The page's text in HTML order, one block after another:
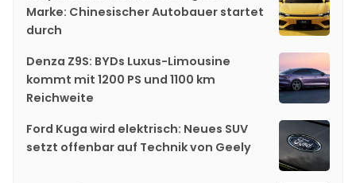
Marke: Chinesischer Autobauer startet
durch
Denza Z9S: BYDs Luxus-Limousine
kommt mit 1200 PS und 1100 km
Reichweite
Ford Kuga wird elektrisch: Neues SUV
setzt offenbar auf Technik von Geely